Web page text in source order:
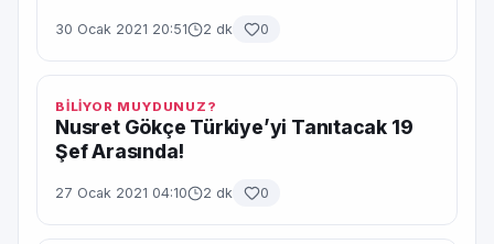
30 Ocak 2021 20:51 2 dk 0
BİLİYOR MUYDUNUZ?
Nusret Gökçe Türkiye’yi Tanıtacak 19
Şef Arasında!
27 Ocak 2021 04:10 2 dk 0